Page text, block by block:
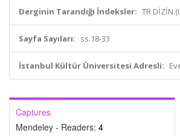
Derginin Tarandığı İndeksler: TR DİZİN
Sayfa Sayıları: ss.18-33
İstanbul Kültür Üniversitesi Adresli:
Captures
Mendeley - Readers: 4